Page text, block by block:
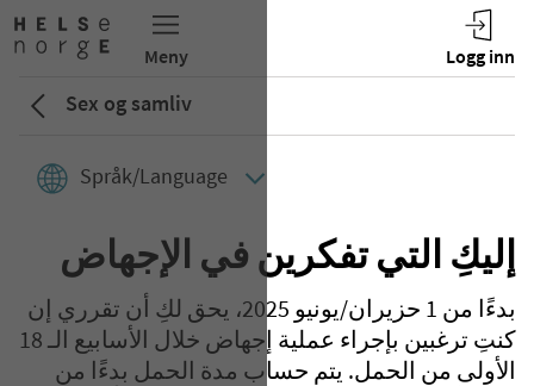
Sex og samliv
Språk/Language
إليكِ التي تفكرين في الإجهاض
بدءًا من 1 حزيران/يونيو 2025، يحق لكِ أن تقرري إن
كنتِ ترغبين بإجراء عملية إجهاض خلال الأسابيع الـ 18
الأولى من الحمل. يتم حساب مدة الحمل بدءًا من